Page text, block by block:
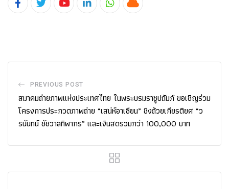
YoutubeLinkedInWhatsapp
Cloud
PREVIOUS POST
สมาคมถ่ายภาพแห่งประเทศไทย ในพระบรมราชูปถัมภ์ ขอเชิญร่วม
โครงการประกวดภาพถ่าย “เสน่ห์อาเซียน” ชิงถ้วยเกียรติยศ “ว
รนันทน์ ชัชวาลทิพากร” และเงินสดรวมกว่า 100,000 บาท